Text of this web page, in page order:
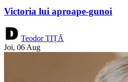
Victoria lui aproape-gunoi
Teodor TIȚĂ
Joi, 06 Aug